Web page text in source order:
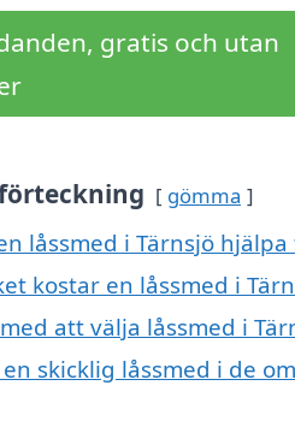
gratis och utan
gömma
låssmed i Tärnsjö
kostar en låssmed i
att välja låssmed i
skicklig låssmed i de